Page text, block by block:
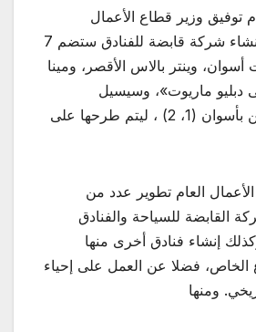
توفيق وزير قطاع الأعمال
السابق، إنه سيتم إنشاء شركة قابضة للفنادق ستضم 7
وينتر بالاس الأقصر، ومينا
دبليو ماريوت»، وسيسيل
الإسكندرية، وإلفنتين بأسوان (1، 2) ، ليتم طرحها على
العام تطوير عدد من
القابضة للسياحة والفنادق
إنشاء فنادق أخرى منها
الخاص، فضلا عن العمل على إحياء
ومنها